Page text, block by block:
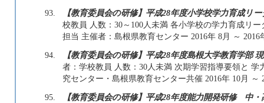
93.
【教育委員会の研修】平成28年度小学校学力育成リ
校教員 人数：30～100人未満 各小学校の学力育成リ
担当 主催者：島根県教育センター 2016年 8月 ～ 2016
94.
【教育委員会の研修】平成28年度島根大学教育学部
者：学校教員 人数：30人未満 次期学習指導要領と
究センター・島根県教育センター共催 2016年 10月 ～
95.
【教育委員会の研修】平成28年度能力開発研修 中